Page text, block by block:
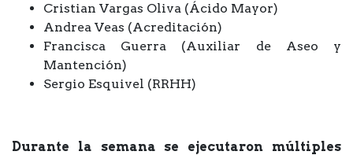
Cristian Vargas Oliva (Ácido Mayor)
Andrea Veas (Acreditación)
Francisca Guerra (Auxiliar de Aseo y
Mantención)
Sergio Esquivel (RRHH)
Durante la semana se ejecutaron múltiples